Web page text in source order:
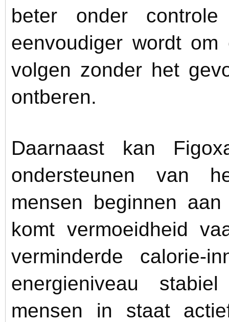
beter onder
eenvoudiger wordt
volgen zonder het
ontberen.
Daarnaast kan
ondersteunen van
mensen beginnen
komt vermoeidheid
verminderde calorie-
energieniveau
mensen in staat